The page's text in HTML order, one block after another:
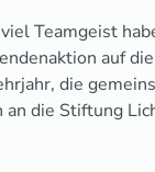
Teamgeist
auf
die
die Stiftung